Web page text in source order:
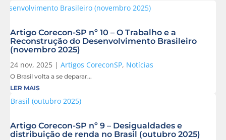
Artigo Corecon-SP nº 10 – O Trabalho e a
Reconstrução do Desenvolvimento Brasileiro
(novembro 2025)
24 nov, 2025 | Artigos CoreconSP, Notícias
O Brasil volta a se deparar...
LER MAIS
Artigo Corecon-SP nº 9 – Desigualdades e
distribuição de renda no Brasil (outubro 2025)